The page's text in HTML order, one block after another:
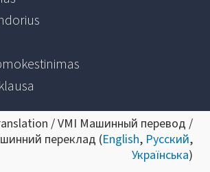
/ VMI Машинный перевод /
переклад (English, Русский,
Українська)